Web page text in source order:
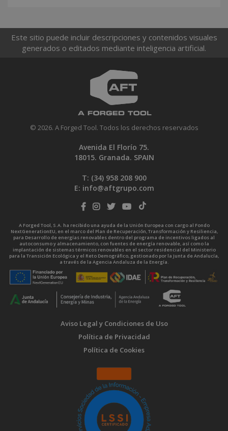
Este sitio puede incluir descripciones y contenidos visuales
generados o editados mediante inteligencia artificial.
© 2026. A Forged Tool. Todos los derechos reservados
Avenida El Florío 75.
18015. Granada. SPAIN
T: (34) 958 208 900
E: info@aftgrupo.com
A Forged Tool, S.A. ha recibido una ayuda de la Unión Europea con cargo al Fondo
NextGenerationEU, en el marco del Plan de Recuperación, Transformación y Resiliencia,
para Desarrollo de energías renovables dentro del programa de incentivos ligados al
autoconsumo y almacenamiento, con fuentes de energía renovable, así como la
implantación de sistemas térmicos renovables en el sector residencial del Ministerio
para la Transición Ecológica y el Reto Demográfico, gestionado por la Junta de Andalucía,
a través de la Agencia Andaluza de la Energía.
Aviso Legal y Condiciones de Uso
Política de Privacidad
Política de Cookies